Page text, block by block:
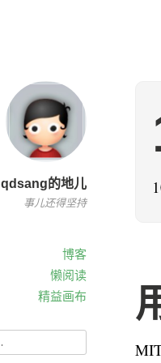
qdsang的地儿
事儿还得坚持
博客
懒阅读
精益画布